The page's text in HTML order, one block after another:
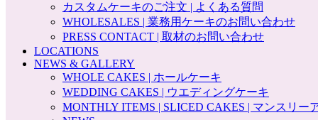
カスタムケーキのご注文 | よくある質問
WHOLESALES | 業務用ケーキのお問い合わせ
PRESS CONTACT | 取材のお問い合わせ
LOCATIONS
NEWS & GALLERY
WHOLE CAKES | ホールケーキ
WEDDING CAKES | ウエディングケーキ
MONTHLY ITEMS | SLICED CAKES | マンスリー